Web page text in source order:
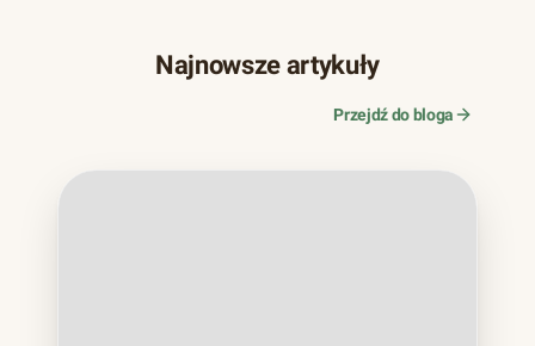
Najnowsze artykuły
Przejdź do bloga